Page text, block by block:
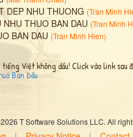
DEP NHU THUONG (Tran Minh
THUO BAN DAU (Tran Minh
BAN DAU (Tran Minh Hien)
Việt không dấu! Click vào link sau
Ban Đầu
T Software Solutions LLC. All